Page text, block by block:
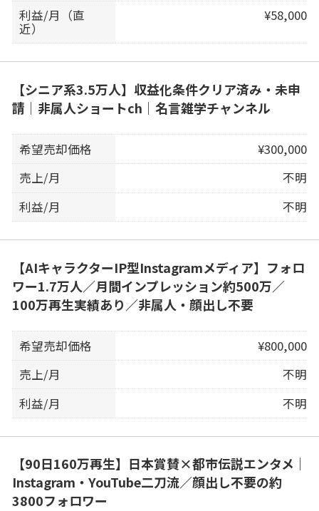
利益/月（直
近）
¥58,000
【シニア系3.5万人】収益化条件クリア済み・未申
請｜非属人ショートch｜名言雑学チャンネル
希望売却価格
¥300,000
売上/月
不明
利益/月
不明
【AIキャラクターIP型Instagramメディア】フォロ
ワー1.7万人／月間インプレッション約500万／
100万再生実績あり／非属人・顔出し不要
希望売却価格
¥800,000
売上/月
不明
利益/月
不明
【90日160万再生】日本賞賛×都市伝説エンタメ｜
Instagram・YouTube二刀流／顔出し不要の約
3800フォロワー